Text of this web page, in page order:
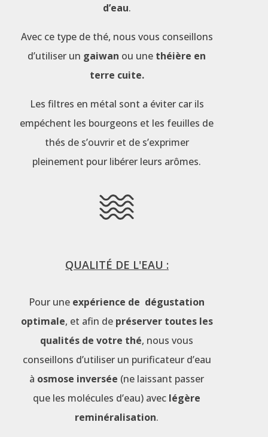
d’eau.
Avec ce type de thé, nous vous conseillons
d’utiliser un gaiwan ou une théière en
terre cuite.
Les filtres en métal sont a éviter car ils
empéchent les bourgeons et les feuilles de
thés de s’ouvrir et de s’exprimer
pleinement pour libérer leurs arômes.
QUALITÉ DE L'EAU :
Pour une expérience de dégustation
optimale, et afin de préserver toutes les
qualités de votre thé, nous vous
conseillons d’utiliser un purificateur d’eau
à osmose inversée (ne laissant passer
que les molécules d’eau) avec légère
reminéralisation.